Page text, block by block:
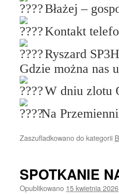
Błażej –
Kontakt
Ryszard
Gdzie można nas
W dniu zlotu
Na
Zaszufladkowano do kategorii
SPOTKANIE
Opublikowano 15 kwietnia 2026